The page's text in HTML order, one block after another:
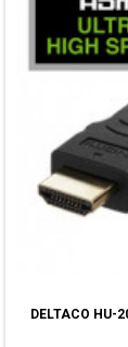
DELTACO HU-